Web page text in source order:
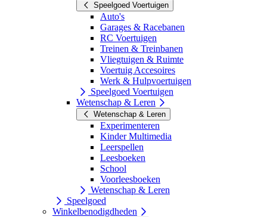
Speelgoed Voertuigen
Auto's
Garages & Racebanen
RC Voertuigen
Treinen & Treinbanen
Vliegtuigen & Ruimte
Voertuig Accesoires
Werk & Hulpvoertuigen
Speelgoed Voertuigen
Wetenschap & Leren
Wetenschap & Leren
Experimenteren
Kinder Multimedia
Leerspellen
Leesboeken
School
Voorleesboeken
Wetenschap & Leren
Speelgoed
Winkelbenodigdheden